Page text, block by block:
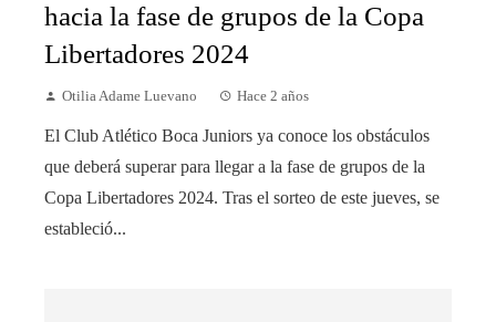
hacia la fase de grupos de la Copa
Libertadores 2024
Otilia Adame Luevano Hace 2 años
El Club Atlético Boca Juniors ya conoce los obstáculos
que deberá superar para llegar a la fase de grupos de la
Copa Libertadores 2024. Tras el sorteo de este jueves, se
estableció...